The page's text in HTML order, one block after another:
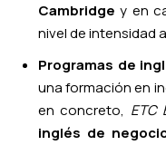
Cambridge y en
nivel de intensidad
Programas de
una formación en
en concreto, ETC
inglés de